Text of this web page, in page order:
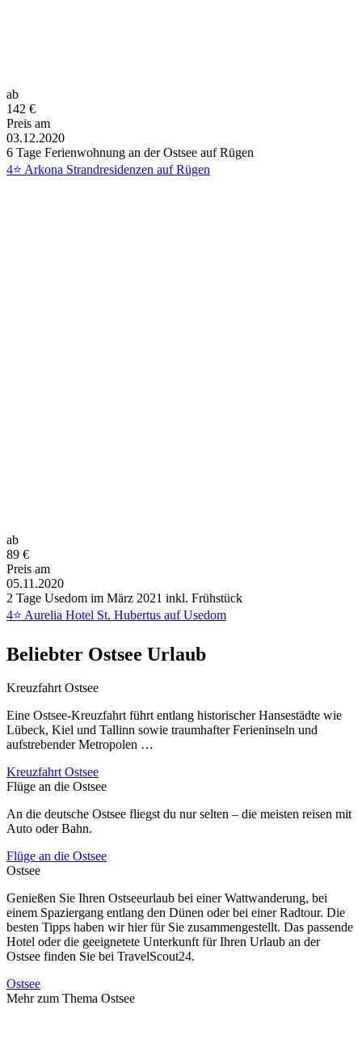
ab
142 €
Preis am
03.12.2020
6 Tage Ferienwohnung an der Ostsee auf Rügen
4⭐ Arkona Strandresidenzen auf Rügen
ab
89 €
Preis am
05.11.2020
2 Tage Usedom im März 2021 inkl. Frühstück
4⭐ Aurelia Hotel St. Hubertus auf Usedom
Beliebter Ostsee Urlaub
Kreuzfahrt Ostsee
Eine Ostsee-Kreuzfahrt führt entlang historischer Hansestädte wie
Lübeck, Kiel und Tallinn sowie traumhafter Ferieninseln und
aufstrebender Metropolen …
Kreuzfahrt Ostsee
Flüge an die Ostsee
An die deutsche Ostsee fliegst du nur selten – die meisten reisen mit
Auto oder Bahn.
Flüge an die Ostsee
Ostsee
Genießen Sie Ihren Ostseeurlaub bei einer Wattwanderung, bei
einem Spaziergang entlang den Dünen oder bei einer Radtour. Die
besten Tipps haben wir hier für Sie zusammengestellt. Das passende
Hotel oder die geeignetete Unterkunft für Ihren Urlaub an der
Ostsee finden Sie bei TravelScout24.
Ostsee
Mehr zum Thema Ostsee